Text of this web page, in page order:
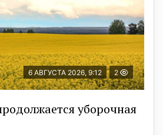
6 АВГУСТА 2026, 9:12 2
уборочная